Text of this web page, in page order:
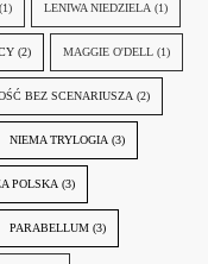
(1) LENIWA NIEDZIELA (1)
(2) MAGGIE O'DELL (1)
BEZ SCENARIUSZA (2)
NIEMA TRYLOGIA (3)
POLSKA (3)
PARABELLUM (3)